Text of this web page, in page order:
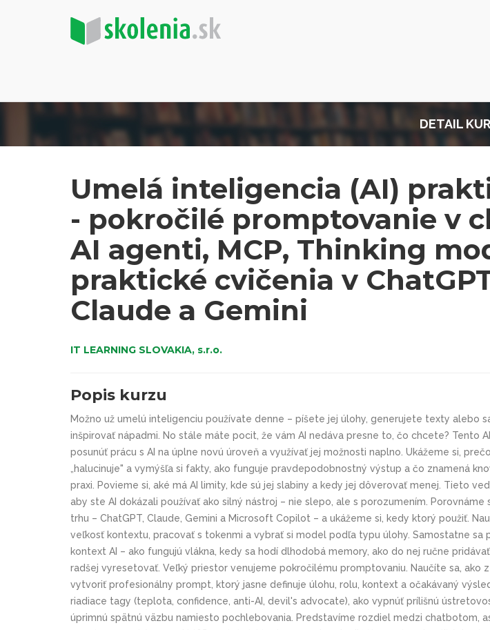
DETAIL
Umelá inteligencia (AI)
- pokročilé promptovanie v
AI agenti, MCP, Thinking
praktické cvičenia v
Claude a Gemini
IT LEARNING SLOVAKIA, s.r.o.
Popis kurzu
Možno už umelú inteligenciu používate denne – píšete jej úlohy, generujete texty alebo
inšpirovať nápadmi. No stále máte pocit, že vám AI nedáva presne to, čo chcete? Tento
posunúť prácu s AI na úplne novú úroveň a využívať jej možnosti naplno. Ukážeme si,
„halucinuje" a vymýšľa si fakty, ako funguje pravdepodobnostný výstup a čo znamená
praxi. Povieme si, aké má AI limity, kde sú jej slabiny a kedy jej dôverovať menej. Tieto
aby ste AI dokázali používať ako silný nástroj – nie slepo, ale s porozumením. Porovnáme
trhu – ChatGPT, Claude, Gemini a Microsoft Copilot – a ukážeme si, kedy ktorý použiť.
veľkosť kontextu, pracovať s tokenmi a vybrať si model podľa typu úlohy. Samostatne sa
kontext AI – ako fungujú vlákna, kedy sa hodí dlhodobá memory, ako do nej ručne
radšej vyresetovať. Veľký priestor venujeme pokročilému promptovaniu. Naučíte sa, ako
vytvoriť profesionálny prompt, ktorý jasne definuje úlohu, rolu, kontext a očakávaný
riadiace tagy (teplota, confidence, anti-AI, devil's advocate), ako vypnúť prílišnú
úprimnú spätnú väzbu namiesto pochlebovania. Predstavíme rozdiel medzi chatbotom,